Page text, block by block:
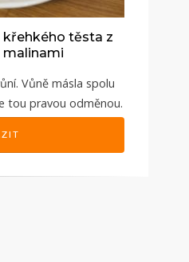
těsta z
malinami
Vůně másla spolu
tou pravou odměnou.